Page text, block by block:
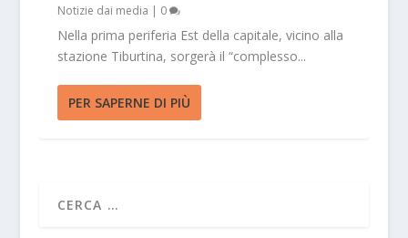
Notizie dai media | 0
Nella prima periferia Est della capitale, vicino alla
stazione Tiburtina, sorgerà il “complesso...
PER SAPERNE DI PIÙ